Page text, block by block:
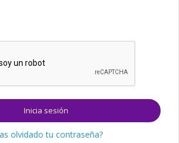
Inicia sesión
olvidado tu contraseña?